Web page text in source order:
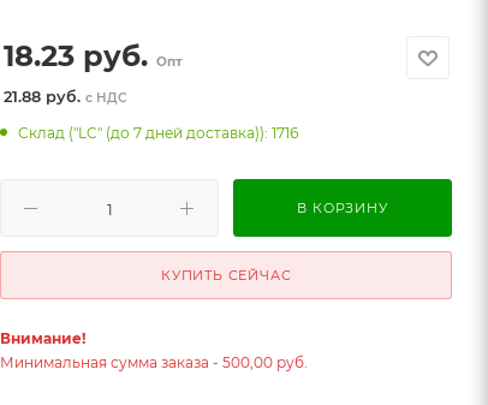
18.23 руб. Опт
21.88 руб.с НДС
Склад ("LC" (до 7 дней доставка)): 1716
В КОРЗИНУ
КУПИТЬ СЕЙЧАС
Внимание!
Минимальная сумма заказа - 500,00 руб.